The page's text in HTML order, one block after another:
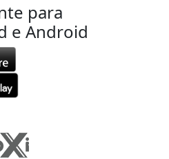
para
e Android